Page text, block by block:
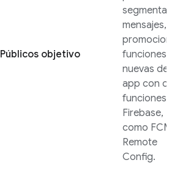
Públicos objetivo
segmentar
mensajes,
promociones o
funciones
nuevas de la
app con otras
funciones de
Firebase,
como FCM
Remote
Config.